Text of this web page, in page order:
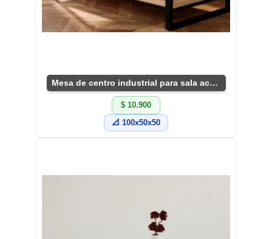
Mesa de centro industrial para sala acogedora
$ 10.900
📐 100x50x50